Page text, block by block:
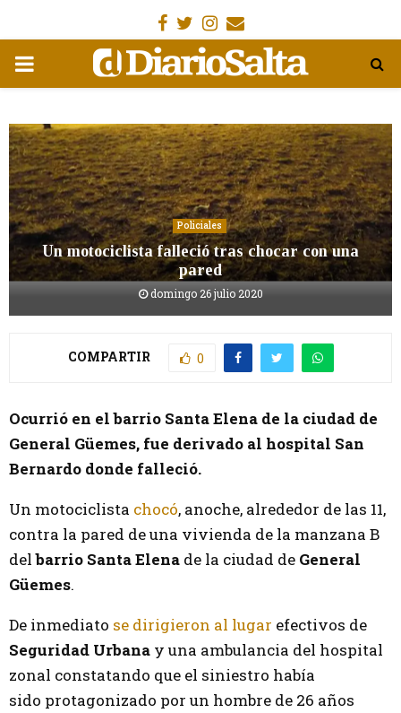
Facebook
Gorjeo
Instagram
Email
MENÚ
Policiales
Un motociclista falleció tras chocar con una
pared
domingo 26 julio 2020
COMPARTIR 0
Ocurrió en el barrio Santa Elena de la ciudad de
General Güemes, fue derivado al hospital San
Bernardo donde falleció.
Un motociclista chocó, anoche, alrededor de las 11,
contra la pared de una vivienda de la manzana B
delbarrio Santa Elena de la ciudad de General
Güemes.
De inmediato se dirigieron al lugar efectivos de
Seguridad Urbana y una ambulancia del hospital
zonal constatando que el siniestro había
sido protagonizado por un hombre de 26 años